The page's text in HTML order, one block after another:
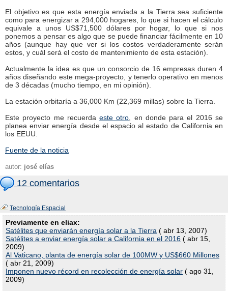
El objetivo es que esta energía enviada a la Tierra sea suficiente
como para energizar a 294,000 hogares, lo que si hacen el cálculo
equivale a unos US$71,500 dólares por hogar, lo que si nos
ponemos a pensar es algo que se puede financiar fácilmente en 10
años (aunque hay que ver si los costos verdaderamente serán
estos, y cuál será el costo de mantenimiento de esta estación).
Actualmente la idea es que un consorcio de 16 empresas duren 4
años diseñando este mega-proyecto, y tenerlo operativo en menos
de 3 décadas (mucho tiempo, en mi opinión).
La estación orbitaría a 36,000 Km (22,369 millas) sobre la Tierra.
Este proyecto me recuerdaeste otro , en donde para el 2016 se
planea enviar energía desde el espacio al estado de California en
los EEUU.
Fuente de la noticia
autor: josé elías
12 comentarios
Tecnología Espacial
Previamente en eliax:
Satélites que enviarán energía solar a la Tierra ( abr 13, 2007)
Satélites a enviar energía solar a California en el 2016 ( abr 15,
2009)
Al Vaticano, planta de energía solar de 100MW y US$660 Millones
( abr 21, 2009)
Imponen nuevo récord en recolección de energía solar ( ago 31,
2009)